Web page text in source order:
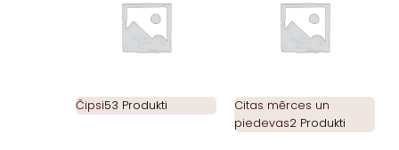
Čipsi53 Produkti
Citas mērces un
piedevas2 Produkti